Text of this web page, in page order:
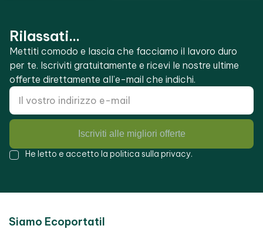
Rilassati...
Mettiti comodo e lascia che facciamo il lavoro duro
per te. Iscriviti gratuitamente e ricevi le nostre ultime
offerte direttamente all’e-mail che indichi.
Iscriviti alle migliori offerte
He letto e accetto la politica sulla privacy.
Siamo Ecoportatil